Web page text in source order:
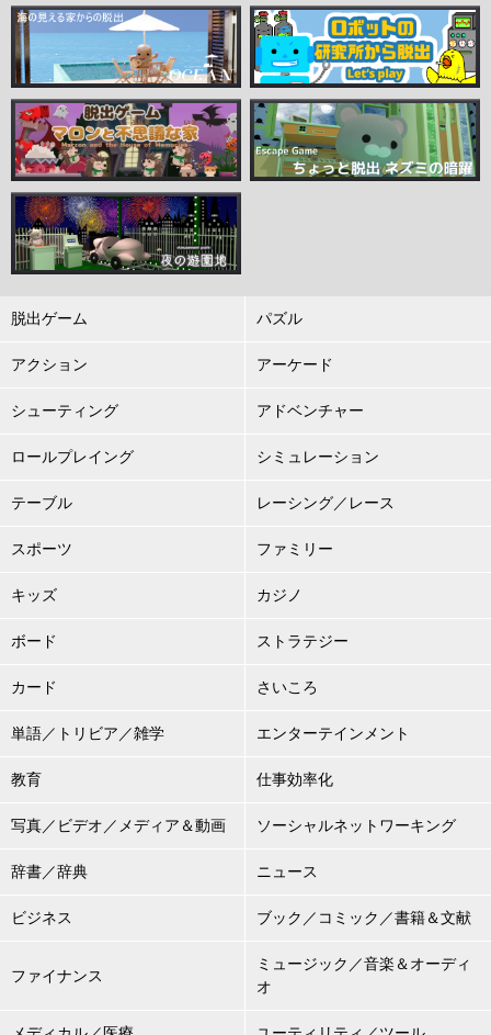
脱出ゲーム パズル
アクション アーケード
シューティング アドベンチャー
ロールプレイング シミュレーション
テーブル レーシング／レース
スポーツ ファミリー
キッズ カジノ
ボード ストラテジー
カード さいころ
単語／トリビア／雑学 エンターテインメント
教育 仕事効率化
写真／ビデオ／メディア＆動画 ソーシャルネットワーキング
辞書／辞典 ニュース
ビジネス ブック／コミック／書籍＆文献
ファイナンス
ミュージック／音楽＆オーディ
オ